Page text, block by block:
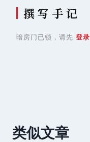
撰 写 手 记
暗房门已锁，请先 登录
类似文章